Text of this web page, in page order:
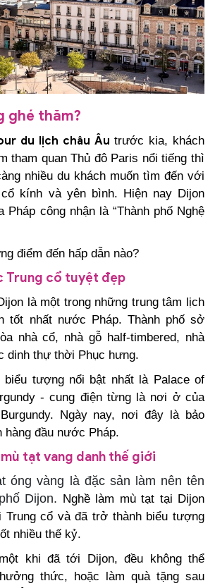
ghé thăm?
du lịch châu Âu trước kia, khách
tham quan Thủ đô Paris nổi tiếng thì
nhiều du khách muốn tìm đến với
kính và yên bình. Hiện nay Dijon
Pháp công nhận là “Thành phố Nghệ
điểm đến hấp dẫn nào?
Trung cổ tuyệt đẹp
là một trong những trung tâm lịch
tốt nhất nước Pháp. Thành phố sở
nhà cổ, nhà gỗ half-timbered, nhà
dinh thự thời Phục hưng.
biểu tượng nổi bật nhất là Palace of
- cung điện từng là nơi ở của
Ngày nay, nơi đây là bảo
hàng đầu nước Pháp.
tạt vang danh thế giới
óng vàng là đặc sản làm nên tên
Dijon. Nghề làm mù tạt tại Dijon
Trung cổ và đã trở thành biểu tượng
nhiều thế kỷ.
khi đã tới Dijon, đều không thể
thức, hoặc làm quà tặng sau